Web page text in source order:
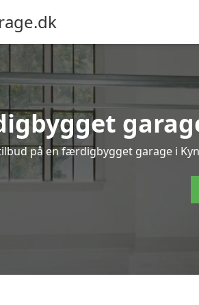
på en færdigbygget garage i